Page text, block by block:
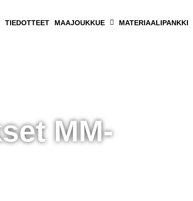
TIEDOTTEET MAAJOUKKUE MATERIAALIPANKKI
MM-